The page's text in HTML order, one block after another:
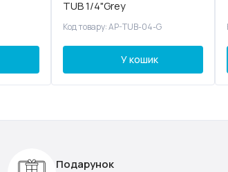
TUB 1/4"Grey
Код товару: AP-TUB-04-G
У кошик
Подарунок